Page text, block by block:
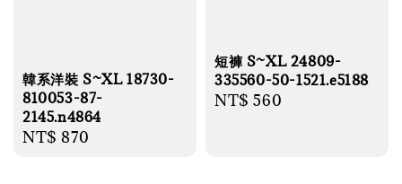
韓系洋裝 S~XL 18730-
810053-87-
2145.n4864
Regular
NT$ 870
短褲 S~XL 24809-
335560-50-1521.e5188
Regular
NT$ 560